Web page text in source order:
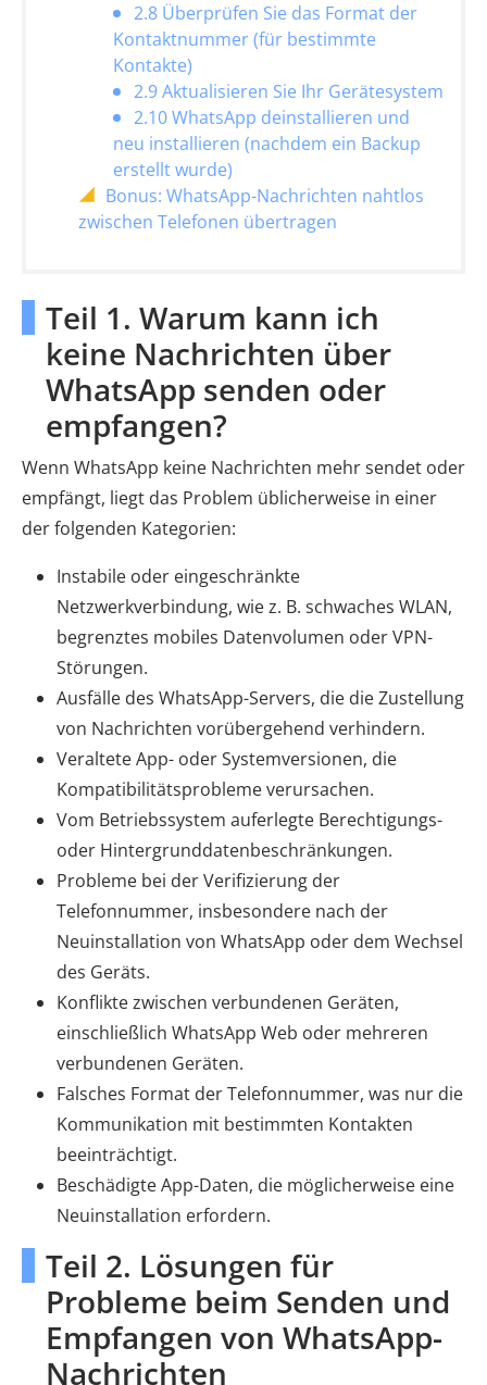
2.8 Überprüfen Sie das Format der
Kontaktnummer (für bestimmte
Kontakte)
2.9 Aktualisieren Sie Ihr Gerätesystem
2.10 WhatsApp deinstallieren und
neu installieren (nachdem ein Backup
erstellt wurde)
Bonus: WhatsApp-Nachrichten nahtlos
zwischen Telefonen übertragen
Teil 1. Warum kann ich
keine Nachrichten über
WhatsApp senden oder
empfangen?
Wenn WhatsApp keine Nachrichten mehr sendet oder
empfängt, liegt das Problem üblicherweise in einer
der folgenden Kategorien:
Instabile oder eingeschränkte
Netzwerkverbindung, wie z. B. schwaches WLAN,
begrenztes mobiles Datenvolumen oder VPN-
Störungen.
Ausfälle des WhatsApp-Servers, die die Zustellung
von Nachrichten vorübergehend verhindern.
Veraltete App- oder Systemversionen, die
Kompatibilitätsprobleme verursachen.
Vom Betriebssystem auferlegte Berechtigungs-
oder Hintergrunddatenbeschränkungen.
Probleme bei der Verifizierung der
Telefonnummer, insbesondere nach der
Neuinstallation von WhatsApp oder dem Wechsel
des Geräts.
Konflikte zwischen verbundenen Geräten,
einschließlich WhatsApp Web oder mehreren
verbundenen Geräten.
Falsches Format der Telefonnummer, was nur die
Kommunikation mit bestimmten Kontakten
beeinträchtigt.
Beschädigte App-Daten, die möglicherweise eine
Neuinstallation erfordern.
Teil 2. Lösungen für
Probleme beim Senden und
Empfangen von WhatsApp-
Nachrichten